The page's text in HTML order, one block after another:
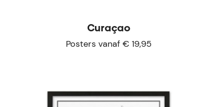
Curaçao
Posters vanaf € 19,95